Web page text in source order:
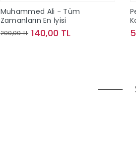
Muhammed Ali - Tüm
Zamanların En İyisi
200,00 TL 140,00 TL